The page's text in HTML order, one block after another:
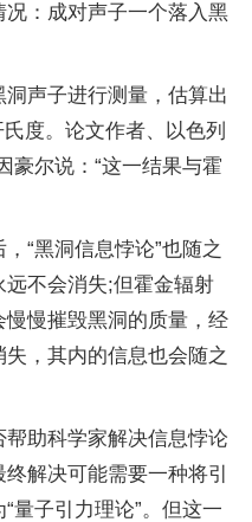
：成对声子一个落入黑
声子进行测量，估算出
度。论文作者、以色列
豪尔说：“这一结果与霍
“黑洞信息悖论”也随之
不会消失;但霍金辐射
慢摧毁黑洞的质量，经
，其内的信息也会随之
助科学家解决信息悖论
解决可能需要一种将引
量子引力理论”。但这一